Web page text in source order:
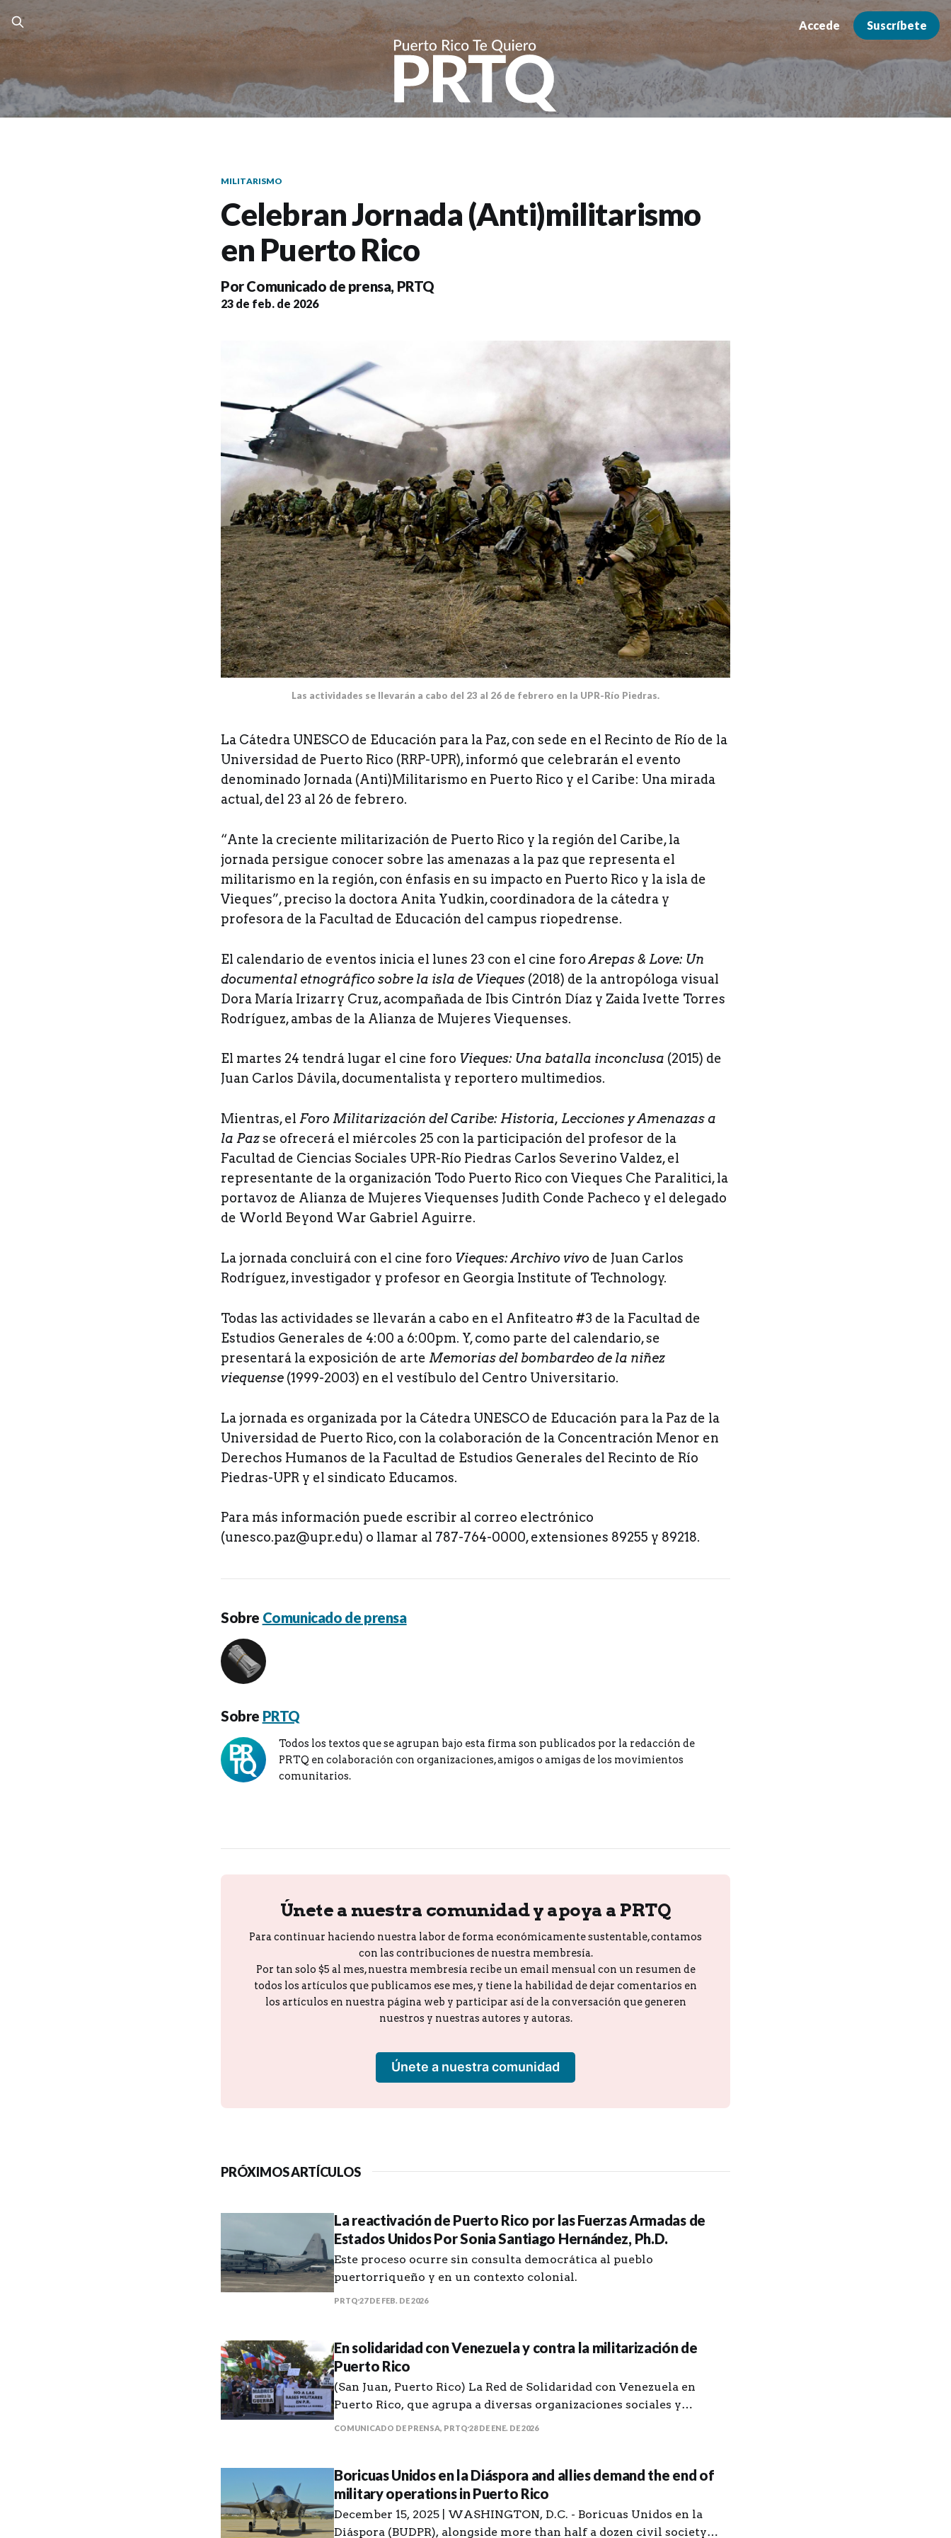
Accede Suscríbete
MILITARISMO
Celebran Jornada (Anti)militarismo
en Puerto Rico
PorComunicado de prensa, PRTQ
23 de feb. de 2026
Las actividades se llevarán a cabo del 23 al 26 de febrero en la UPR-Río Piedras.
La Cátedra UNESCO de Educación para la Paz, con sede en el Recinto de Río de la
Universidad de Puerto Rico (RRP-UPR), informó que celebrarán el evento
denominado Jornada (Anti)Militarismo en Puerto Rico y el Caribe: Una mirada
actual, del 23 al 26 de febrero.
“Ante la creciente militarización de Puerto Rico y la región del Caribe, la
jornada persigue conocer sobre las amenazas a la paz que representa el
militarismo en la región, con énfasis en su impacto en Puerto Rico y la isla de
Vieques”, preciso la doctora Anita Yudkin, coordinadora de la cátedra y
profesora de la Facultad de Educación del campus riopedrense.
El calendario de eventos inicia el lunes 23 con el cine foroArepas & Love: Un
documental etnográfico sobre la isla de Vieques (2018) de la antropóloga visual
Dora María Irizarry Cruz, acompañada de Ibis Cintrón Díaz y Zaida Ivette Torres
Rodríguez, ambas de la Alianza de Mujeres Viequenses.
El martes 24 tendrá lugar el cine foro Vieques: Una batalla inconclusa (2015) de
Juan Carlos Dávila, documentalista y reportero multimedios.
Mientras, el Foro Militarización del Caribe: Historia, Lecciones y Amenazas a
la Pazse ofrecerá el miércoles 25 con la participación del profesor de la
Facultad de Ciencias Sociales UPR-Río Piedras Carlos Severino Valdez, el
representante de la organización Todo Puerto Rico con Vieques Che Paralitici, la
portavoz de Alianza de Mujeres Viequenses Judith Conde Pacheco y el delegado
de World Beyond War Gabriel Aguirre.
La jornada concluirá con el cine foro Vieques: Archivo vivo de Juan Carlos
Rodríguez, investigador y profesor en Georgia Institute of Technology.
Todas las actividades se llevarán a cabo en el Anfiteatro #3 de la Facultad de
Estudios Generales de 4:00 a 6:00pm. Y, como parte del calendario, se
presentará la exposición de arte Memorias del bombardeo de la niñez
viequense (1999-2003) en el vestíbulo del Centro Universitario.
La jornada es organizada por la Cátedra UNESCO de Educación para la Paz de la
Universidad de Puerto Rico, con la colaboración de la Concentración Menor en
Derechos Humanos de la Facultad de Estudios Generales del Recinto de Río
Piedras-UPR y el sindicato Educamos.
Para más información puede escribir al correo electrónico
(unesco.paz@upr.edu) o llamar al 787-764-0000, extensiones 89255 y 89218.
Sobre Comunicado de prensa
Sobre PRTQ
Todos los textos que se agrupan bajo esta firma son publicados por la redacción de
PRTQ en colaboración con organizaciones, amigos o amigas de los movimientos
comunitarios.
Únete a nuestra comunidad y apoya a PRTQ
Para continuar haciendo nuestra labor de forma económicamente sustentable, contamos
con las contribuciones de nuestra membresía.
Por tan solo $5 al mes, nuestra membresía recibe un email mensual con un resumen de
todos los artículos que publicamos ese mes, y tiene la habilidad de dejar comentarios en
los artículos en nuestra página web y participar así de la conversación que generen
nuestros y nuestras autores y autoras.
Únete a nuestra comunidad
PRÓXIMOS ARTÍCULOS
La reactivación de Puerto Rico por las Fuerzas Armadas de
Estados Unidos Por Sonia Santiago Hernández, Ph.D.
Este proceso ocurre sin consulta democrática al pueblo
puertorriqueño y en un contexto colonial.
PRTQ 27 DE FEB. DE 2026
En solidaridad con Venezuela y contra la militarización de
Puerto Rico
(San Juan, Puerto Rico) La Red de Solidaridad con Venezuela en
Puerto Rico, que agrupa a diversas organizaciones sociales y
políticas de la isla, realizará tres manifestaciones simultáneas
COMUNICADO DE PRENSA, PRTQ 28 DE ENE. DE 2026
Boricuas Unidos en la Diáspora and allies demand the end of
military operations in Puerto Rico
December 15, 2025 | WASHINGTON, D.C. - Boricuas Unidos en la
Diáspora (BUDPR), alongside more than half a dozen civil society